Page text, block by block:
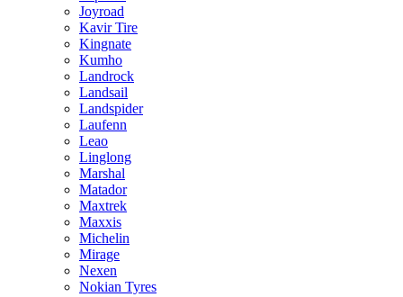
Joyroad
Kavir Tire
Kingnate
Kumho
Landrock
Landsail
Landspider
Laufenn
Leao
Linglong
Marshal
Matador
Maxtrek
Maxxis
Michelin
Mirage
Nexen
Nokian Tyres